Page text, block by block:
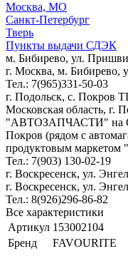
Москва, МО
Санкт-Петербург
Тверь
Пункты выдачи СДЭК
м. Бибирево, ул.
г. Москва, м. Бибирево,
Тел.: 7(965)331-50-03
г. Подольск, c.
Московская область, г.
"АВТОЗАПЧАСТИ" на
Покров (рядом с
продуктовым
Тел.: 7(903) 130-02-19
г. Воскресенск, ул.
г. Воскресенск, ул.
Тел.: 8(926)296-86-82
Все характеристики
Артикул 153002104
Бренд
FAVOURITE